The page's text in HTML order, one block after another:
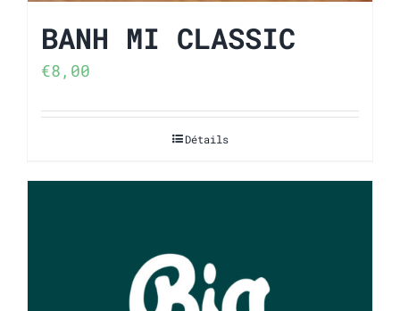
BANH MI CLASSIC
€8,00
Détails